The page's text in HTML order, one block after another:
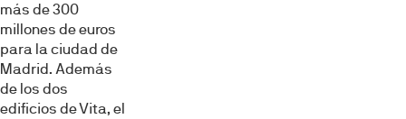
más de 300
millones de euros
para la ciudad de
Madrid. Además
de los dos
edificios de Vita, el